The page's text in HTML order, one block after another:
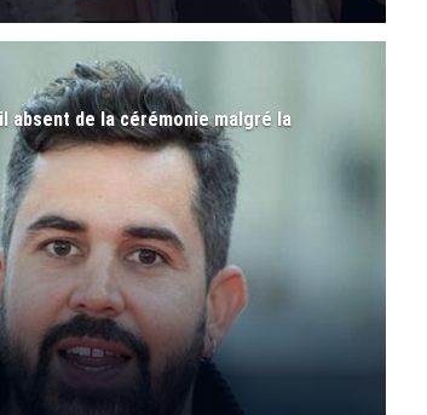
absent de la cérémonie malgré la